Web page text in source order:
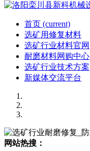
首页 (current)
选矿用修复材料
选矿行业材料官网
耐磨材料网购中心
选矿行业技术方案
新媒体交流平台
网站热搜：